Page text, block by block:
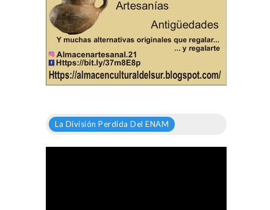
La División Perdida Del ENAM